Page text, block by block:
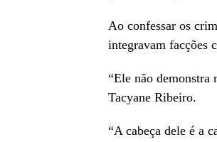
Ao confessar os
integravam facções
“Ele não demonstra
Tacyane Ribeiro.
“A cabeça dele é a